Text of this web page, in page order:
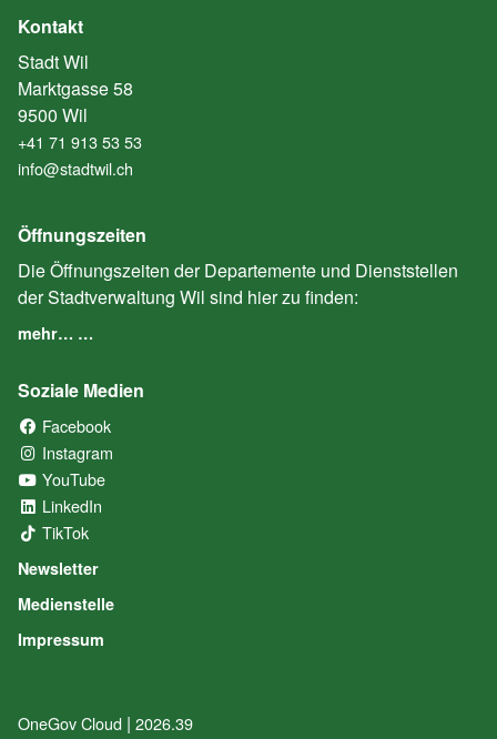
Kontakt
Stadt Wil
Marktgasse 58
9500 Wil
+41 71 913 53 53
info@stadtwil.ch
Öffnungszeiten
Die Öffnungszeiten der Departemente und Dienststellen
der Stadtverwaltung Wil sind hier zu finden:
mehr… …
Soziale Medien
Facebook
Instagram
YouTube
LinkedIn
TikTok
Newsletter
Medienstelle
Impressum
OneGov Cloud (External Link)
| 2026.39